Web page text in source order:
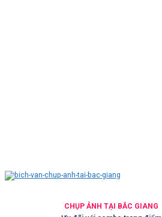
CHỤP ẢNH TẠI BẮC GIANG